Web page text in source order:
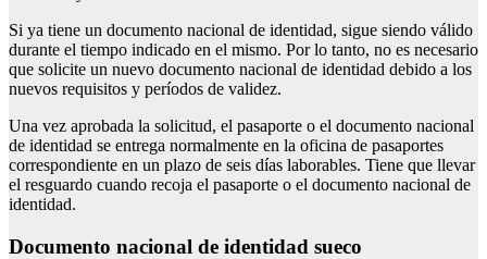
Si ya tiene un documento nacional de identidad, sigue siendo válido
durante el tiempo indicado en el mismo. Por lo tanto, no es necesario
que solicite un nuevo documento nacional de identidad debido a los
nuevos requisitos y períodos de validez.
Una vez aprobada la solicitud, el pasaporte o el documento nacional
de identidad se entrega normalmente en la oficina de pasaportes
correspondiente en un plazo de seis días laborables. Tiene que llevar
el resguardo cuando recoja el pasaporte o el documento nacional de
identidad.
Documento nacional de identidad sueco